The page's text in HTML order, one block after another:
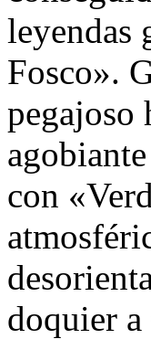
leyendas
Fosco».
pegajoso
con
doquier a